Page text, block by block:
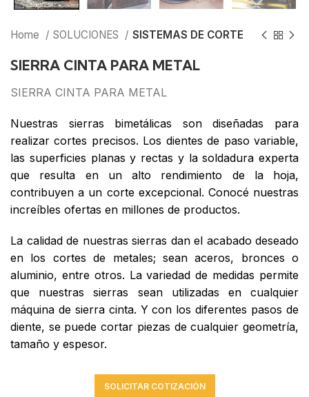
Home SOLUCIONES SISTEMAS DE CORTE
SIERRA CINTA PARA METAL
SIERRA CINTA PARA METAL
Nuestras sierras bimetálicas son diseñadas para
realizar cortes precisos. Los dientes de paso variable,
las superficies planas y rectas y la soldadura experta
que resulta en un alto rendimiento de la hoja,
contribuyen a un corte excepcional. Conocé nuestras
increíbles ofertas en millones de productos.
La calidad de nuestras sierras dan el acabado deseado
en los cortes de metales; sean aceros, bronces o
aluminio, entre otros. La variedad de medidas permite
que nuestras sierras sean utilizadas en cualquier
máquina de sierra cinta. Y con los diferentes pasos de
diente, se puede cortar piezas de cualquier geometría,
tamaño y espesor.
SOLICITAR COTIZACIÓN